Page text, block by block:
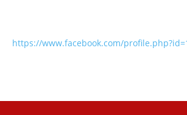
https://www.facebook.com/